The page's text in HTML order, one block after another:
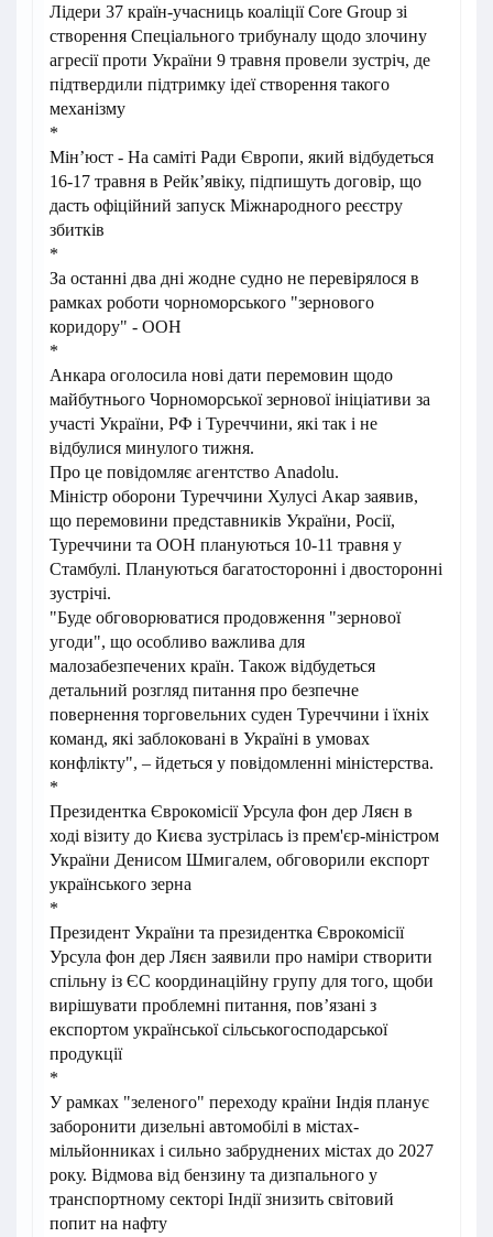
Лідери 37 країн-учасниць коаліції Core Group зі
створення Спеціального трибуналу щодо злочину
агресії проти України 9 травня провели зустріч, де
підтвердили підтримку ідеї створення такого
механізму
*
Мін’юст - На саміті Ради Європи, який відбудеться
16-17 травня в Рейк’явіку, підпишуть договір, що
дасть офіційний запуск Міжнародного реєстру
збитків
*
За останні два дні жодне судно не перевірялося в
рамках роботи чорноморського "зернового
коридору" - ООН
*
Анкара оголосила нові дати перемовин щодо
майбутнього Чорноморської зернової ініціативи за
участі України, РФ і Туреччини, які так і не
відбулися минулого тижня.
Про це повідомляє агентство Anadolu.
Міністр оборони Туреччини Хулусі Акар заявив,
що перемовини представників України, Росії,
Туреччини та ООН плануються 10-11 травня у
Стамбулі. Плануються багатосторонні і двосторонні
зустрічі.
"Буде обговорюватися продовження "зернової
угоди", що особливо важлива для
малозабезпечених країн. Також відбудеться
детальний розгляд питання про безпечне
повернення торговельних суден Туреччини і їхніх
команд, які заблоковані в Україні в умовах
конфлікту", – йдеться у повідомленні міністерства.
*
Президентка Єврокомісії Урсула фон дер Ляєн в
ході візиту до Києва зустрілась із прем'єр-міністром
України Денисом Шмигалем, обговорили експорт
українського зерна
*
Президент України та президентка Єврокомісії
Урсула фон дер Ляєн заявили про наміри створити
спільну із ЄС координаційну групу для того, щоби
вирішувати проблемні питання, пов’язані з
експортом української сільськогосподарської
продукції
*
У рамках "зеленого" переходу країни Індія планує
заборонити дизельні автомобілі в містах-
мільйонниках і сильно забруднених містах до 2027
року. Відмова від бензину та дизпального у
транспортному секторі Індії знизить світовий
попит на нафту